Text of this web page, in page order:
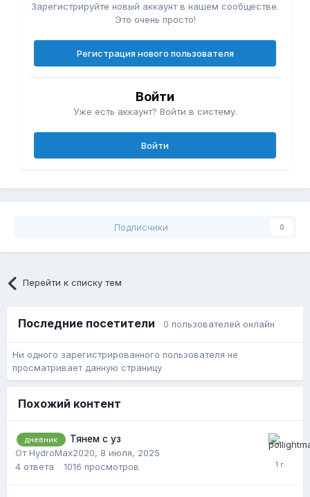
Зарегистрируйте новый аккаунт в нашем сообществе.
Это очень просто!
Регистрация нового пользователя
Войти
Уже есть аккаунт? Войти в систему.
Войти
Подписчики 0
Перейти к списку тем
Последние посетители 0 пользователей онлайн
Ни одного зарегистрированного пользователя не
просматривает данную страницу
Похожий контент
дневник
Тянем с уз
От HydroMax2020, 8 июля, 2025
4 ответа 1016 просмотров